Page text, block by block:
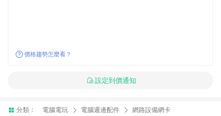
價格趨勢怎麼看？
設定到價通知
分類： 電腦電玩 電腦週邊配件 網路設備網卡